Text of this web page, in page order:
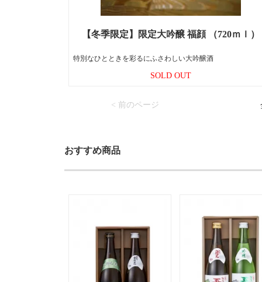
【冬季限定】限定大吟醸 福顔 （720ｍｌ）
特別なひとときを彩るにふさわしい大吟醸酒
SOLD OUT
< 前のページ
おすすめ商品